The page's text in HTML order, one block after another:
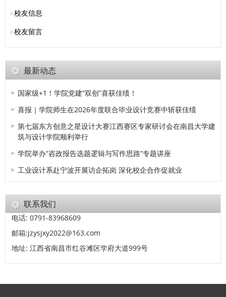
校友信息
校友留言
最新动态
国家级+1！学院党建“双创”喜获佳绩！
喜报｜学院师生在2026年度联合毕业设计竞赛中斩获佳绩
第七届东方创意之星设计大赛江西赛区专家研讨会在南昌大学建
筑与设计学院顺利举行
学院举办“咨政报告选题逻辑与写作思路”专题讲座
工业设计系赴宁波开展访企拓岗 深化校企合作促就业
联系我们
电话: 0791-83968609
邮箱:jzysjxy2022@163.com
地址: 江西省南昌市红谷滩区学府大道999号